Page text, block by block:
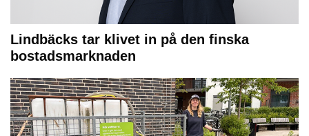
Lindbäcks tar klivet in på den finska
bostadsmarknaden